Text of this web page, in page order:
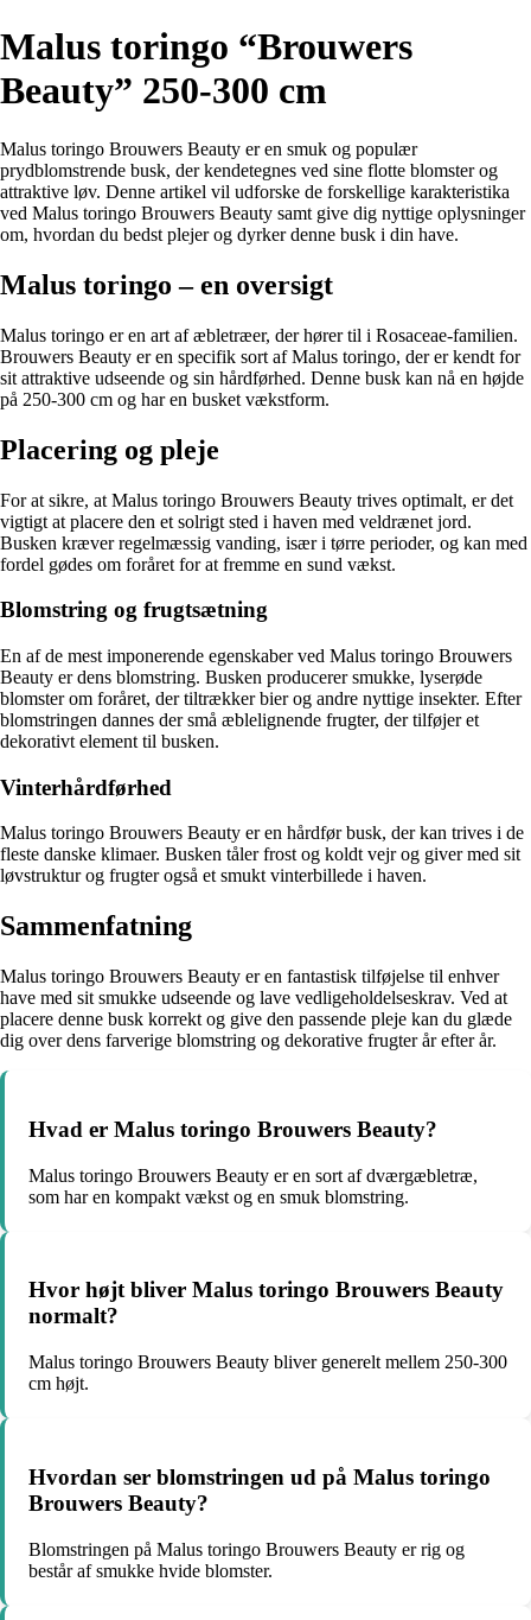
Malus toringo “Brouwers
Beauty” 250-300 cm
Malus toringo Brouwers Beauty er en smuk og populær
prydblomstrende busk, der kendetegnes ved sine flotte blomster og
attraktive løv. Denne artikel vil udforske de forskellige karakteristika
ved Malus toringo Brouwers Beauty samt give dig nyttige oplysninger
om, hvordan du bedst plejer og dyrker denne busk i din have.
Malus toringo – en oversigt
Malus toringo er en art af æbletræer, der hører til i Rosaceae-familien.
Brouwers Beauty er en specifik sort af Malus toringo, der er kendt for
sit attraktive udseende og sin hårdførhed. Denne busk kan nå en højde
på 250-300 cm og har en busket vækstform.
Placering og pleje
For at sikre, at Malus toringo Brouwers Beauty trives optimalt, er det
vigtigt at placere den et solrigt sted i haven med veldrænet jord.
Busken kræver regelmæssig vanding, især i tørre perioder, og kan med
fordel gødes om foråret for at fremme en sund vækst.
Blomstring og frugtsætning
En af de mest imponerende egenskaber ved Malus toringo Brouwers
Beauty er dens blomstring. Busken producerer smukke, lyserøde
blomster om foråret, der tiltrækker bier og andre nyttige insekter. Efter
blomstringen dannes der små æblelignende frugter, der tilføjer et
dekorativt element til busken.
Vinterhårdførhed
Malus toringo Brouwers Beauty er en hårdfør busk, der kan trives i de
fleste danske klimaer. Busken tåler frost og koldt vejr og giver med sit
løvstruktur og frugter også et smukt vinterbillede i haven.
Sammenfatning
Malus toringo Brouwers Beauty er en fantastisk tilføjelse til enhver
have med sit smukke udseende og lave vedligeholdelseskrav. Ved at
placere denne busk korrekt og give den passende pleje kan du glæde
dig over dens farverige blomstring og dekorative frugter år efter år.
Hvad er Malus toringo Brouwers Beauty?
Malus toringo Brouwers Beauty er en sort af dværgæbletræ,
som har en kompakt vækst og en smuk blomstring.
Hvor højt bliver Malus toringo Brouwers Beauty
normalt?
Malus toringo Brouwers Beauty bliver generelt mellem 250-300
cm højt.
Hvordan ser blomstringen ud på Malus toringo
Brouwers Beauty?
Blomstringen på Malus toringo Brouwers Beauty er rig og
består af smukke hvide blomster.